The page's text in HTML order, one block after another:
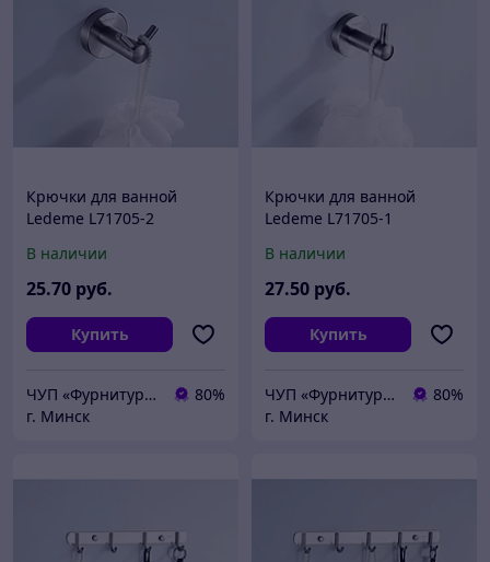
Крючки для ванной
Ledeme L71705-2
В наличии
25.70 руб.
Купить
ЧУП «Фурнитурка-бай»
80%
г. Минск
Крючки для ванной
Ledeme L71705-1
В наличии
27.50 руб.
Купить
ЧУП «Фурнитурка-бай»
80%
г. Минск